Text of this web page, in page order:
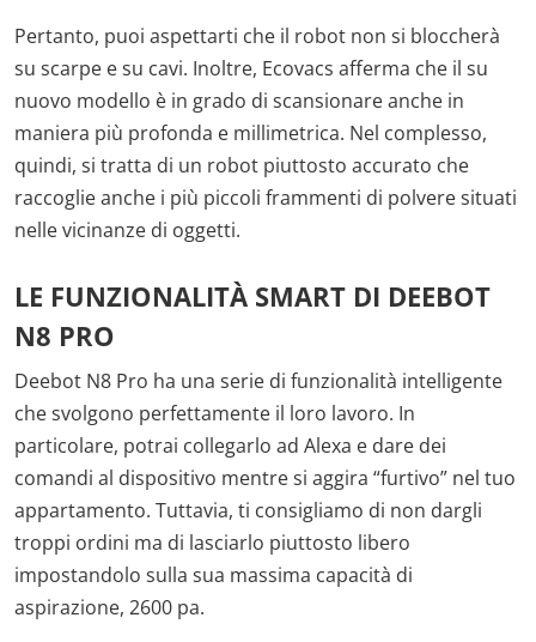
Pertanto, puoi aspettarti che il robot non si bloccherà
su scarpe e su cavi. Inoltre, Ecovacs afferma che il su
nuovo modello è in grado di scansionare anche in
maniera più profonda e millimetrica. Nel complesso,
quindi, si tratta di un robot piuttosto accurato che
raccoglie anche i più piccoli frammenti di polvere situati
nelle vicinanze di oggetti.
LE FUNZIONALITÀ SMART DI DEEBOT
N8 PRO
Deebot N8 Pro ha una serie di funzionalità intelligente
che svolgono perfettamente il loro lavoro. In
particolare, potrai collegarlo ad Alexa e dare dei
comandi al dispositivo mentre si aggira “furtivo” nel tuo
appartamento. Tuttavia, ti consigliamo di non dargli
troppi ordini ma di lasciarlo piuttosto libero
impostandolo sulla sua massima capacità di
aspirazione, 2600 pa.